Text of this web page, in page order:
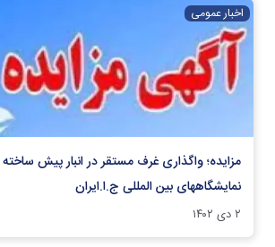
اخبار عمومی
مزایده؛ واگذاری غرف مستقر در انبار پیش
نمایشگاههای بین المللی ج.ا.ایران
۲ دی ۱۴۰۲